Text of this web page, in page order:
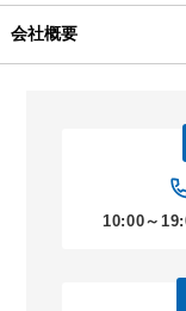
会社概要
10:00～